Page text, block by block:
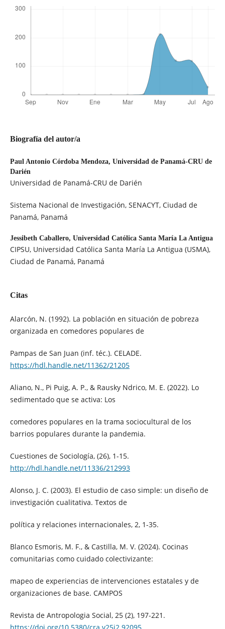
Biografía del autor/a
Paul Antonio Córdoba Mendoza, Universidad de Panamá-CRU de
Darién
Universidad de Panamá-CRU de Darién
Sistema Nacional de Investigación, SENACYT, Ciudad de
Panamá, Panamá
Jessibeth Caballero, Universidad Católica Santa María La Antigua
CIPSU, Universidad Católica Santa María La Antigua (USMA),
Ciudad de Panamá, Panamá
Citas
Alarcón, N. (1992). La población en situación de pobreza
organizada en comedores populares de
Pampas de San Juan (inf. téc.). CELADE.
https://hdl.handle.net/11362/21205
Aliano, N., Pi Puig, A. P., & Rausky Ndrico, M. E. (2022). Lo
sedimentado que se activa: Los
comedores populares en la trama sociocultural de los
barrios populares durante la pandemia.
Cuestiones de Sociología, (26), 1-15.
http://hdl.handle.net/11336/212993
Alonso, J. C. (2003). El estudio de caso simple: un diseño de
investigación cualitativa. Textos de
política y relaciones internacionales, 2, 1-35.
Blanco Esmoris, M. F., & Castilla, M. V. (2024). Cocinas
comunitarias como cuidado colectivizante:
mapeo de experiencias de intervenciones estatales y de
organizaciones de base. CAMPOS
Revista de Antropologia Social, 25 (2), 197-221.